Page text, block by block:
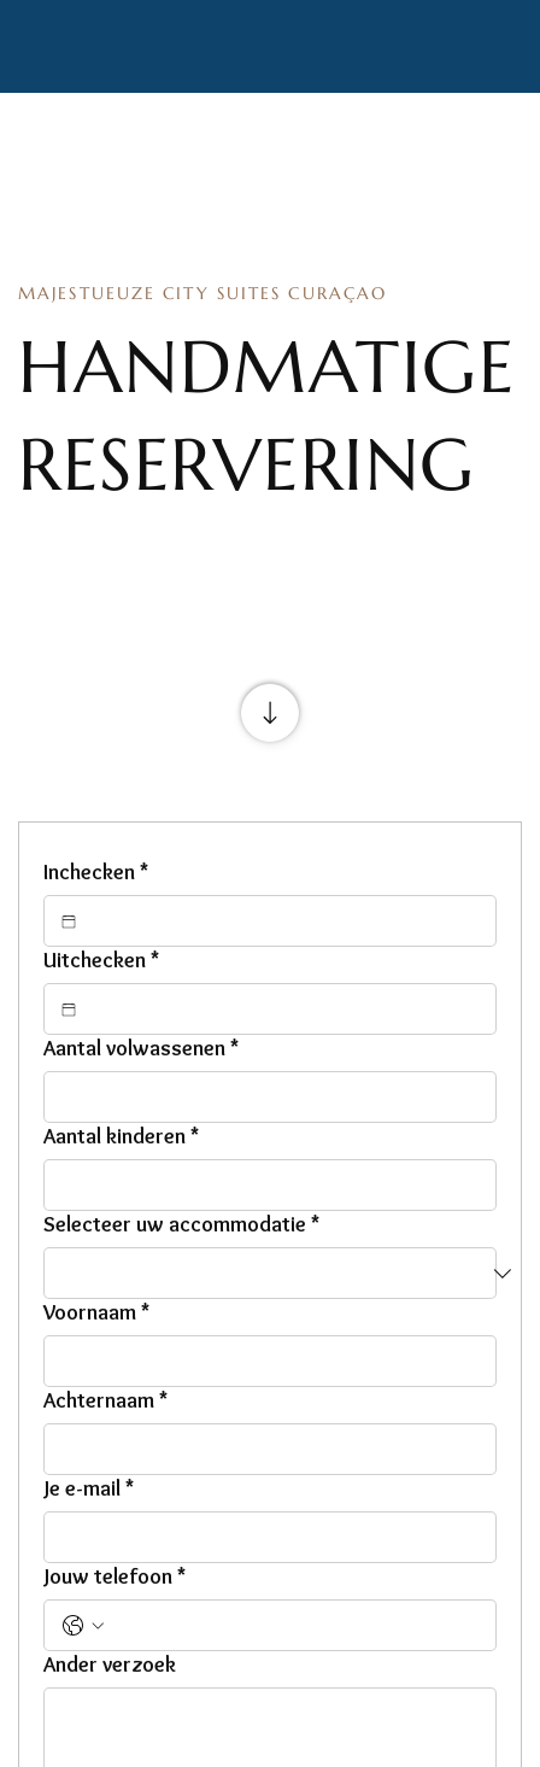
MAJESTUEUZE CITY SUITES CURAÇAO
HANDMATIGE
RESERVERING
Inchecken*
Uitchecken*
Aantal volwassenen*
Aantal kinderen*
Selecteer uw accommodatie *
Voornaam*
Achternaam*
Je e-mail*
Jouw telefoon*
Ander verzoek